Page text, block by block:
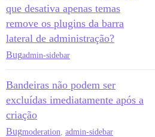
que desativa apenas temas
remove os plugins da barra
lateral de administração?
Bugadmin-sidebar
Bandeiras não podem ser
excluídas imediatamente após a
criação
Bugmoderation admin-sidebar